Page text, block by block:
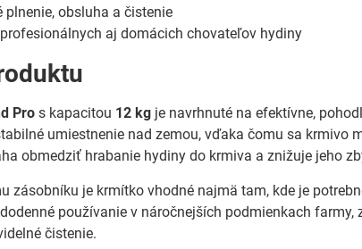
plnenie, obsluha a čistenie
aj domácich chovateľov hydiny
Pro s kapacitou 12 kg je navrhnuté na efektívne,
umiestnenie nad zemou, vďaka čomu sa krmivo
obmedziť hrabanie hydiny do krmiva a znižuje jeho
zásobníku je krmítko vhodné najmä tam, kde je
používanie v náročnejších podmienkach
čistenie.